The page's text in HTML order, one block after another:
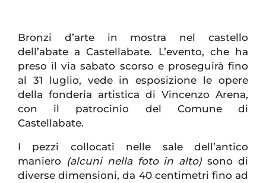
Bronzi d’arte in mostra nel castello
dell’abate a Castellabate. L’evento, che ha
preso il via sabato scorso e proseguirà fino
al 31 luglio, vede in esposizione le opere
della fonderia artistica di Vincenzo Arena,
con il patrocinio del Comune di
Castellabate.
I pezzi collocati nelle sale dell’antico
maniero (alcuni nella foto in alto) sono di
diverse dimensioni, da 40 centimetri fino ad